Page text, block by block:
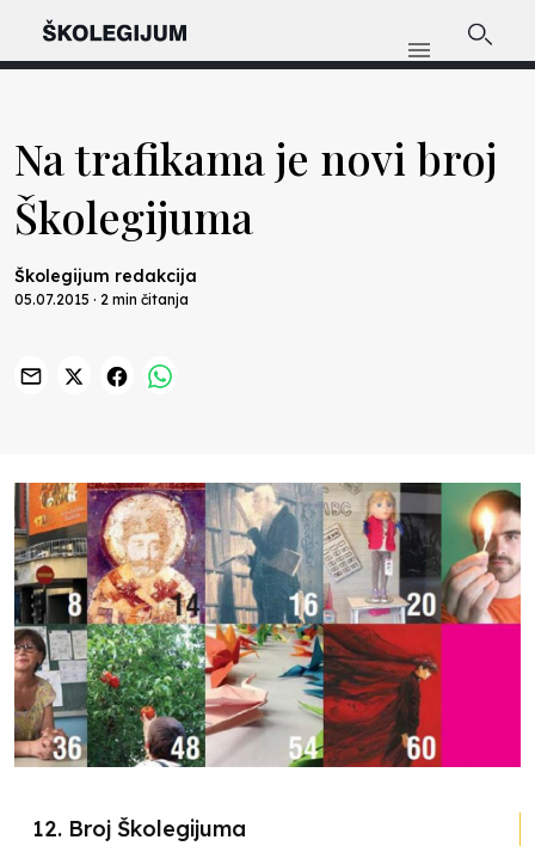
Na trafikama je novi broj
Školegijuma
Školegijum redakcija
05.07.2015 · 2 min čitanja
12. Broj Školegijuma